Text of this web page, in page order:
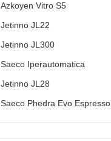
Azkoyen Vitro S5
Jetinno JL22
Jetinno JL300
Saeco Iperautomatica
Jetinno JL28
Saeco Phedra Evo Espresso